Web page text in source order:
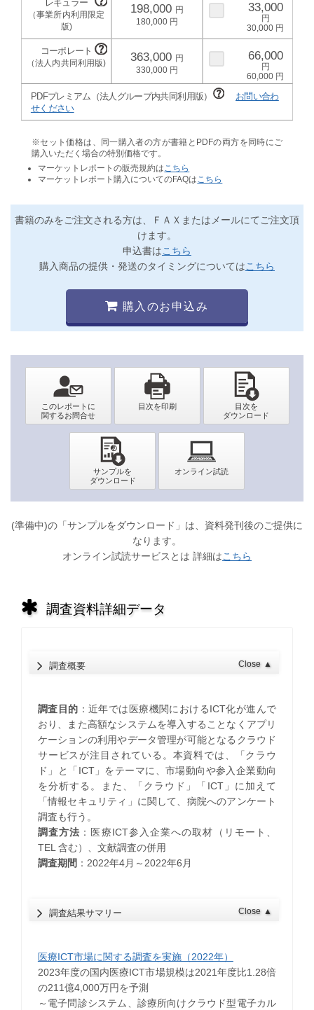
198,000
180,000
33,000
30,000
363,000
330,000
66,000
60,000
PDFプレミアム（法人グループ内共同利用版）
お問い合わ
せください
※セット価格は、同一購入者の方が書籍とPDFの両方を同時にご
購入いただく場合の特別価格です。
マーケットレポートの販売規約は こちら
マーケットレポート購入についてのFAQは こちら
書籍のみをご注文される方は、ＦＡＸまたはメールにてご注文頂
けます。
申込書はこちら
購入商品の提供・発送のタイミングについてはこちら
購入のお申込み
(準備中)の「サンプルをダウンロード」は、資料発刊後のご提供に
なります。
オンライン試読サービスとは 詳細はこちら
調査資料詳細データ
調査概要 Close ▲
調査目的 ：近年では医療機関におけるICT化が進んで
おり、また高額なシステムを導入することなくアプリ
ケーションの利用やデータ管理が可能となるクラウド
サービスが注目されている。本資料では、「クラウ
ド」と「ICT」をテーマに、市場動向や参入企業動向
を分析する。また、「クラウド」「ICT」に加えて
「情報セキュリティ」に関して、病院へのアンケート
調査も行う。
調査方法 ：医療ICT参入企業への取材（リモート、
TEL 含む）、文献調査の併用
調査期間 ：2022年4月～2022年6月
調査結果サマリー Close ▲
医療ICT市場に関する調査を実施（2022年）
2023年度の国内医療ICT市場規模は2021年度比1.28倍
の211億4,000万円を予測
～電子問診システム、診療所向けクラウド型電子カル